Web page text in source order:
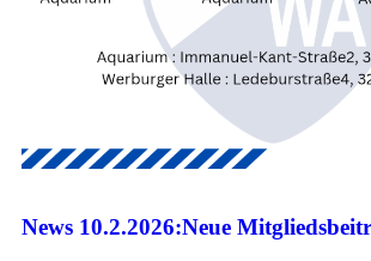
News 10.2.2026:Neue